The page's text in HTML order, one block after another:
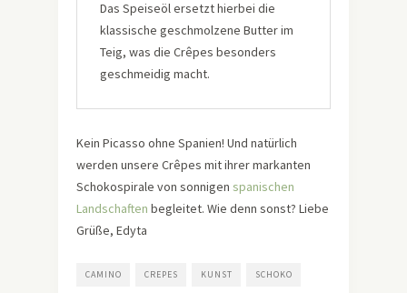
Das Speiseöl ersetzt hierbei die
klassische geschmolzene Butter im
Teig, was die Crêpes besonders
geschmeidig macht.
Kein Picasso ohne Spanien! Und natürlich
werden unsere Crêpes mit ihrer markanten
Schokospirale von sonnigen spanischen
Landschaften begleitet. Wie denn sonst? Liebe
Grüße, Edyta
CAMINO CREPES KUNST SCHOKO